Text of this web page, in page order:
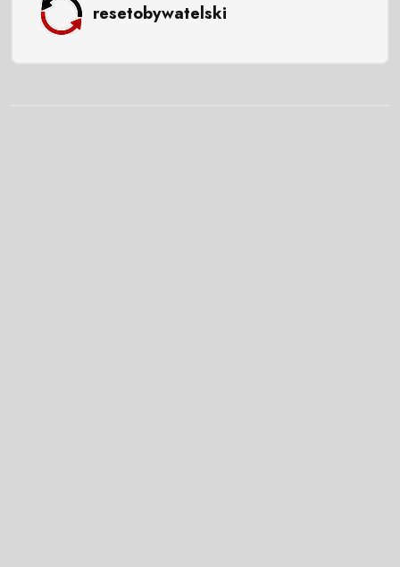
resetobywatelski